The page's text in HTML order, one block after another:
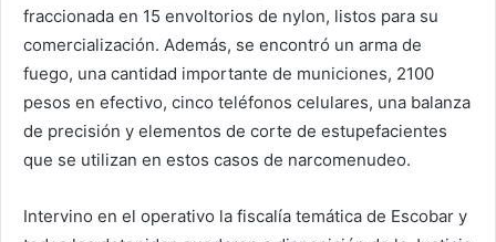
fraccionada en 15 envoltorios de nylon, listos para su
comercialización. Además, se encontró un arma de
fuego, una cantidad importante de municiones, 2100
pesos en efectivo, cinco teléfonos celulares, una balanza
de precisión y elementos de corte de estupefacientes
que se utilizan en estos casos de narcomenudeo.
Intervino en el operativo la fiscalía temática de Escobar y